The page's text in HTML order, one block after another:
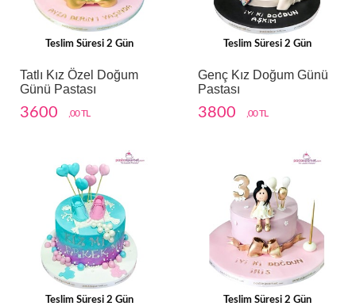
Teslim Süresi 2 Gün
Tatlı Kız Özel Doğum
Günü Pastası
3600 ,00 TL
Teslim Süresi 2 Gün
Genç Kız Doğum Günü
Pastası
3800 ,00 TL
Teslim Süresi 2 Gün Teslim Süresi 2 Gün